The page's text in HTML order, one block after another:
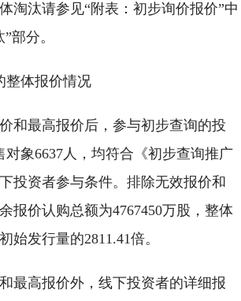
淘汰请参见“附表：初步询价报价”中
部分。
体报价情况
最高报价后，参与初步查询的投
对象6637人，均符合《初步查询推广
投资者参与条件。排除无效报价和
报价认购总额为4767450万股，整体
始发行量的2811.41倍。
高报价外，线下投资者的详细报